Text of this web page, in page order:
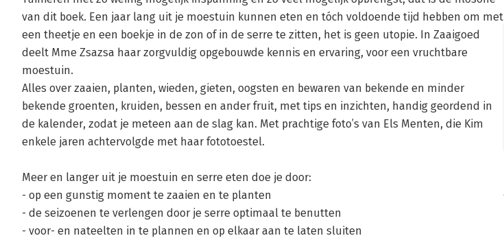
van dit boek. Een jaar lang uit je moestuin kunnen eten en tóch voldoende tijd hebben om met
een theetje en een boekje in de zon of in de serre te zitten, het is geen utopie. In Zaaigoed
deelt Mme Zsazsa haar zorgvuldig opgebouwde kennis en ervaring, voor een vruchtbare
moestuin.
Alles over zaaien, planten, wieden, gieten, oogsten en bewaren van bekende en minder
bekende groenten, kruiden, bessen en ander fruit, met tips en inzichten, handig geordend in
de kalender, zodat je meteen aan de slag kan. Met prachtige foto’s van Els Menten, die Kim
enkele jaren achtervolgde met haar fototoestel.
Meer en langer uit je moestuin en serre eten doe je door:
- op een gunstig moment te zaaien en te planten
- de seizoenen te verlengen door je serre optimaal te benutten
- voor- en nateelten in te plannen en op elkaar aan te laten sluiten